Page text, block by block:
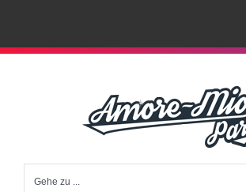
Zum
Gehe zu ...